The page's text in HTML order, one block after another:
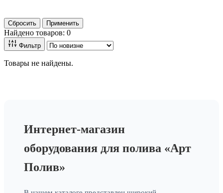
Сбросить
Применить
Найдено товаров: 0
Фильтр
Товары не найдены.
Интернет-магазин
оборудования для полива «Арт
Полив»